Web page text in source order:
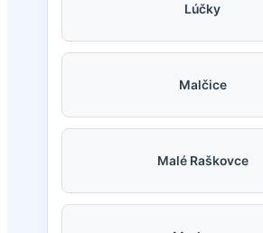
Lúčky
Malčice
Malé Raškovce